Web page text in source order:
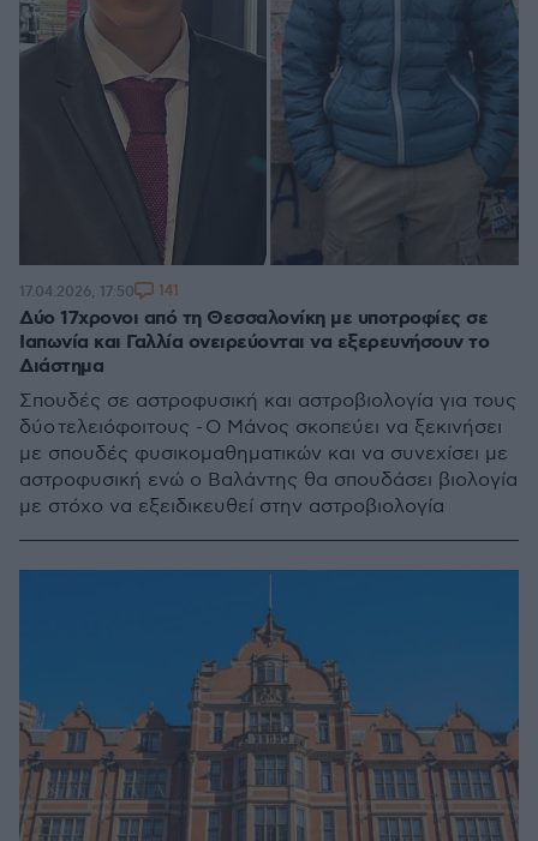
Δύο 17χρονοι από τη Θεσσαλονίκη με υποτροφίες σε
Ιαπωνία και Γαλλία ονειρεύονται να εξερευνήσουν το
Διάστημα
Σπουδές σε αστροφυσική και αστροβιολογία για τους
δύο τελειόφοιτους - Ο Μάνος σκοπεύει να ξεκινήσει
με σπουδές φυσικομαθηματικών και να συνεχίσει με
αστροφυσική ενώ ο Βαλάντης θα σπουδάσει βιολογία
με στόχο να εξειδικευθεί στην αστροβιολογία
17.04.2026, 17:50 141